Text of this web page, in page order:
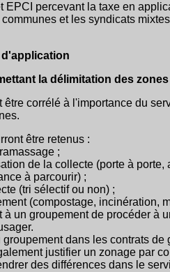
EPCI percevant la taxe en
et les syndicats
d'application
la délimitation des zones
être corrélé à l'importance du
être retenus :
;
de la collecte (porte à
à parcourir) ;
(tri sélectif ou non) ;
(compostage, incinération,
à un groupement de procéder
groupement dans les contrats
justifier un zonage par
des différences dans le